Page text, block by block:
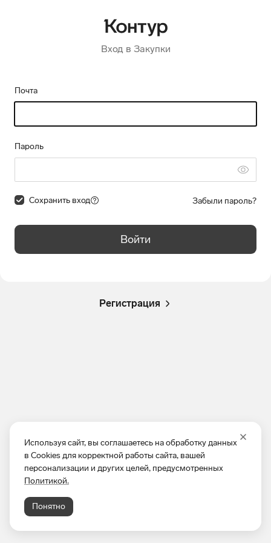
Используя сайт, вы соглашаетесь на обработку данных
в Cookies для корректной работы сайта, вашей
персонализации и других целей, предусмотренных
Политикой.
Понятно
Вход в Закупки
Почта
Пароль
Сохранить вход Забыли пароль?
Войти
Регистрация